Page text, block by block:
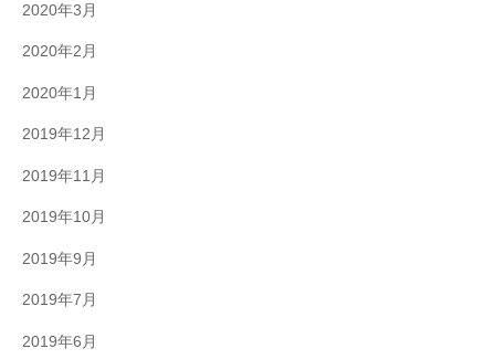
2020年3月
2020年2月
2020年1月
2019年12月
2019年11月
2019年10月
2019年9月
2019年7月
2019年6月